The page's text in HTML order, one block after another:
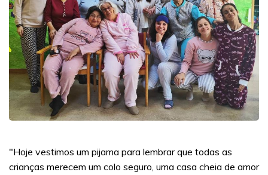
"Hoje vestimos um pijama para lembrar que todas as
crianças merecem um colo seguro, uma casa cheia de amor